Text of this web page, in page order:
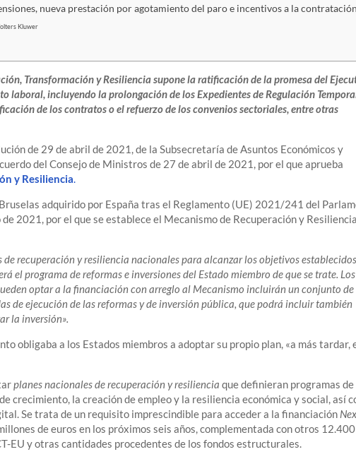
nueva prestación por agotamiento del paro e incentivos a la contratación
Kluwer
Transformación y Resiliencia supone la ratificación de la promesa del
laboral, incluyendo la prolongación de los Expedientes de Regulación
de los contratos o el refuerzo de los convenios sectoriales, entre otras
de 29 de abril de 2021, de la Subsecretaría de Asuntos Económicos y
del Consejo de Ministros de 27 de abril de 2021, por el que aprueba
y Resiliencia.
adquirido por España tras el Reglamento (UE) 2021/241 del
2021, por el que se establece el Mecanismo de Recuperación y
de recuperación y resiliencia nacionales para alcanzar los objetivos
el programa de reformas e inversiones del Estado miembro de que se trate. Los
optar a la financiación con arreglo al Mecanismo incluirán un conjunto de
de ejecución de las reformas y de inversión pública, que podrá incluir también
la inversión».
obligaba a los Estados miembros a adoptar su propio plan, «a más tardar,
planes nacionales de recuperación y resiliencia que definieran programas de
crecimiento, la creación de empleo y la resiliencia económica y social, así
Se trata de un requisito imprescindible para acceder a la financiación
de euros en los próximos seis años, complementada con otros 12.400
EU y otras cantidades procedentes de los fondos estructurales.